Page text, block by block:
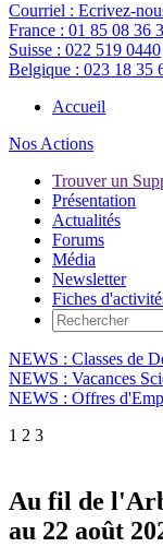
Courriel : Ecrivez-
France : 01 85 08 36
Suisse : 022 519 0440
Belgique : 023 18 35
Accueil
Nos Actions
Trouver un
Présentation
Actualités
Forums
Média
Newsletter
Fiches
NEWS : Classes de
NEWS : Vacances
NEWS : Offres
1 2 3
Au fil de
au 22 août